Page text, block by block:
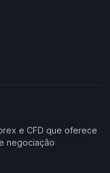
e CFD que oferece
negociação